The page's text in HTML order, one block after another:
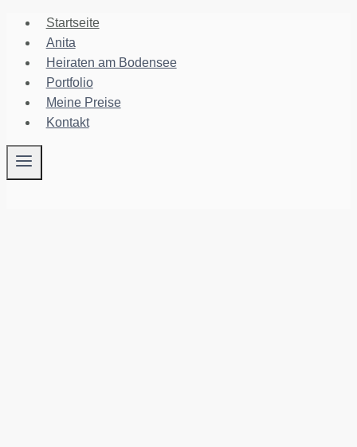
Zum
Inhalt
springen
Startseite
Anita
Heiraten am Bodensee
Portfolio
Meine Preise
Kontakt